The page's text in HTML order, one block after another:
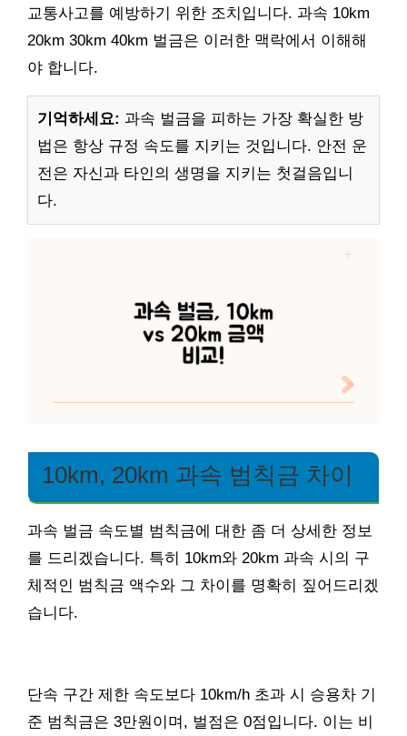
교통사고를 예방하기 위한 조치입니다. 과속 10km
20km 30km 40km 벌금은 이러한 맥락에서 이해해
야 합니다.
기억하세요: 과속 벌금을 피하는 가장 확실한 방
법은 항상 규정 속도를 지키는 것입니다. 안전 운
전은 자신과 타인의 생명을 지키는 첫걸음입니
다.
10km, 20km 과속 범칙금 차이
과속 벌금 속도별 범칙금에 대한 좀 더 상세한 정보
를 드리겠습니다. 특히 10km와 20km 과속 시의 구
체적인 범칙금 액수와 그 차이를 명확히 짚어드리겠
습니다.
단속 구간 제한 속도보다 10km/h 초과 시 승용차 기
준 범칙금은 3만원이며, 벌점은 0점입니다. 이는 비